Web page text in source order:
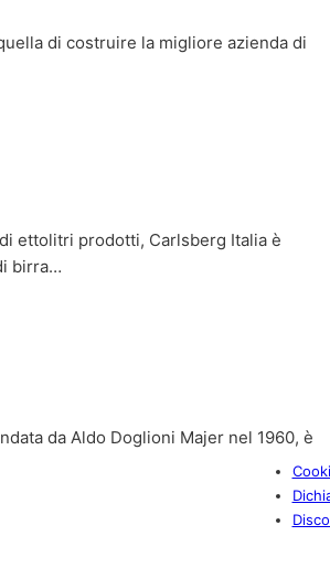
di costruire la migliore azienda di
ettolitri prodotti, Carlsberg Italia è
birra…
da Aldo Doglioni Majer nel 1960, è